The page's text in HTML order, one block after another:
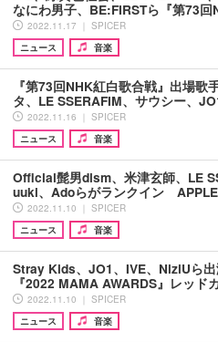
なにわ男子、BE:FIRSTら『第73
2022.11.17 ｜ SPICER
ニュース
音楽
『第73回NHK紅白歌合戦』出場
タ、LE SSERAFIM、サウシー、
2022.11.16 ｜ SPICER
ニュース
音楽
Official髭男dism、米津玄師、LE
uuki、Adoらがランクイン
2022.11.10 ｜ SPICER
ニュース
音楽
Stray Kids、JO1、IVE、NiziUら
『2022 MAMA AWARDS』レッ
2022.11.10 ｜ SPICER
ニュース
音楽